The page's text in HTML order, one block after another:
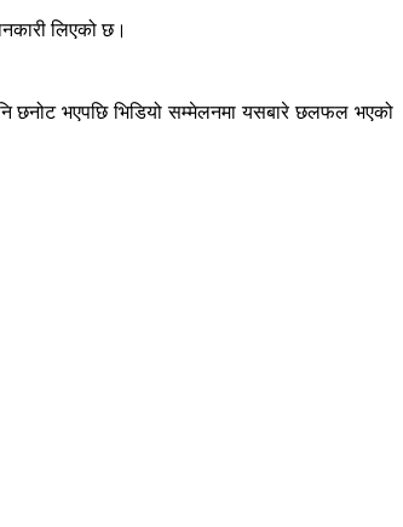
लिएको छ।
छनोट भएपछि भिडियो सम्मेलनमा यसबारे छलफल भएको